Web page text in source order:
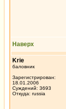
Наверх
Krie
баловник
Зарегистрирован:
18.01.2006
Суждений: 3693
Откуда: russia